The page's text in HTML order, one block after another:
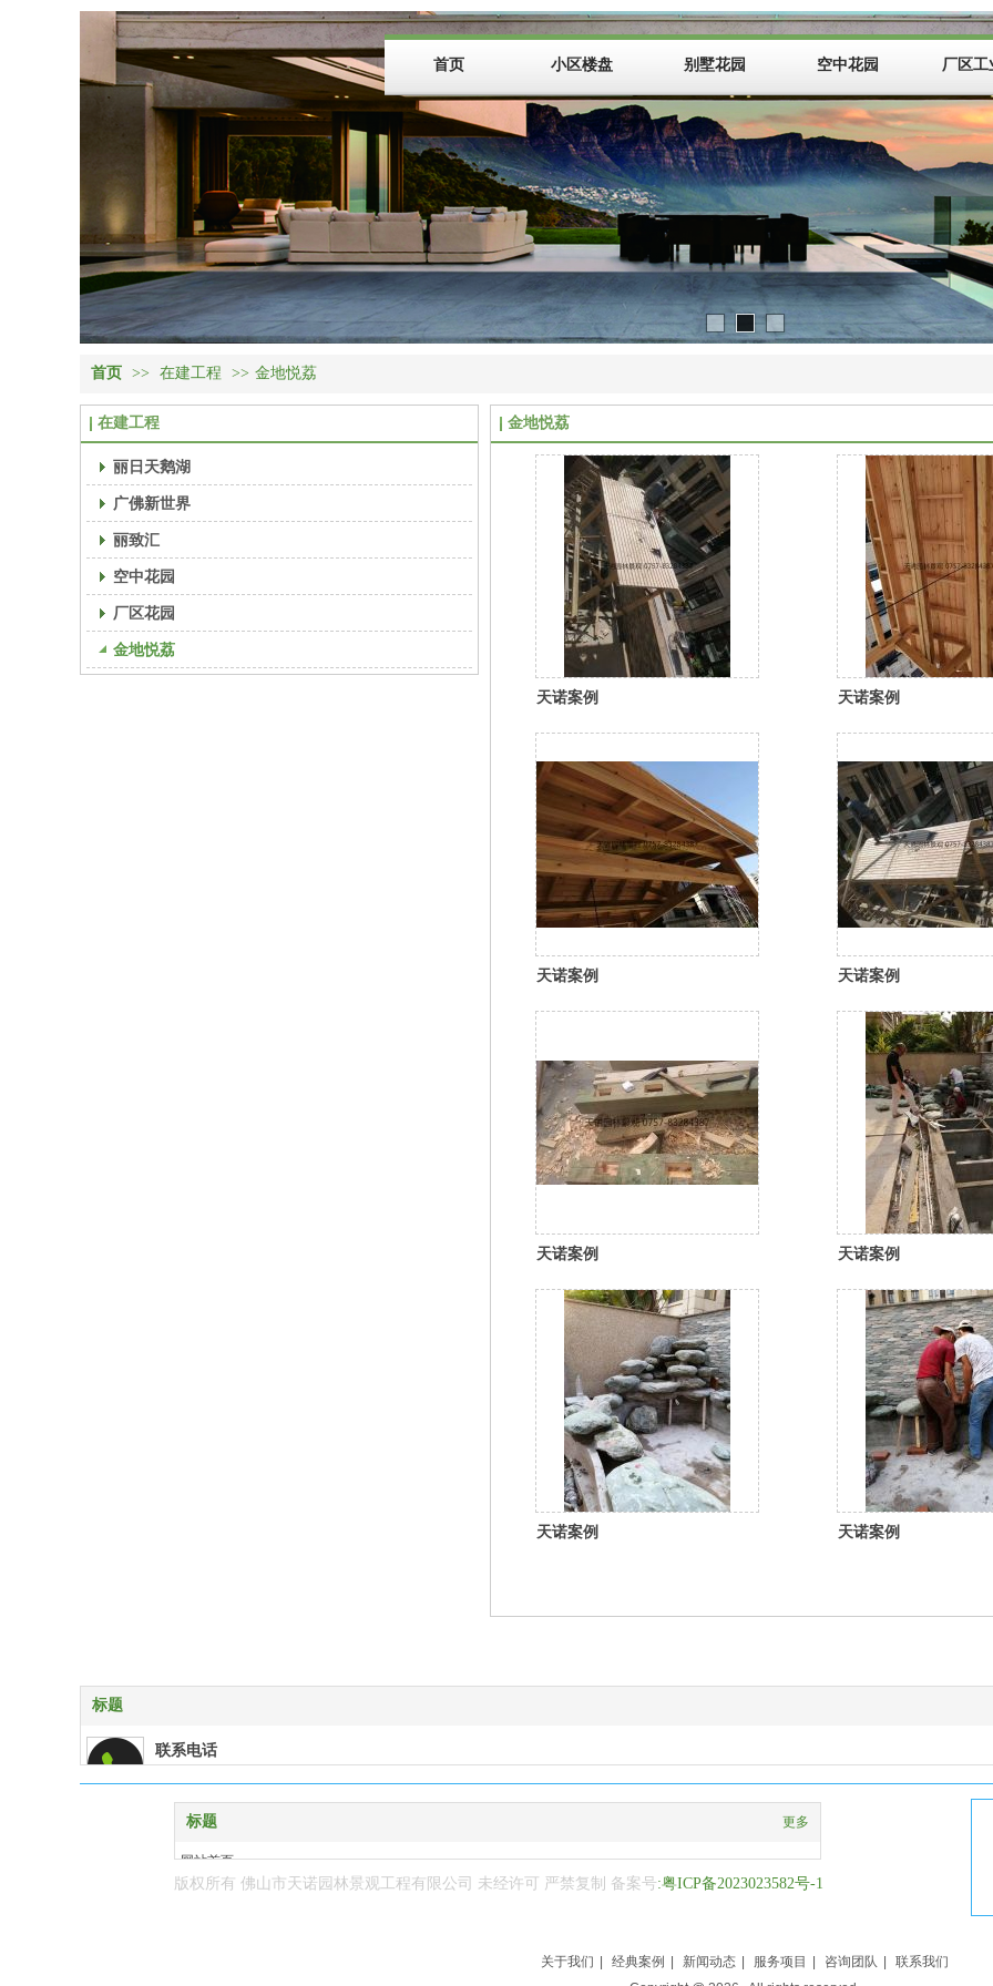
首页 小区楼盘 别墅花园 空中花园 厂区工
首页 >> 在建工程 >> 金地悦荔
在建工程
丽日天鹅湖
广佛新世界
丽致汇
空中花园
厂区花园
金地悦荔
金地悦荔
天诺案例 天诺案例
天诺案例 天诺案例
天诺案例 天诺案例
天诺案例 天诺案例
标题
联系电话
企业邮箱
在线客服
标题 更多
网站首页
设计项目
版权所有 佛山市天诺园林景观工程有限公司 未经许可 严禁复制 备案号:粤ICP备2023023582号-1
关于我们 经典案例 新闻动态 服务项目 咨询团队
联系我们